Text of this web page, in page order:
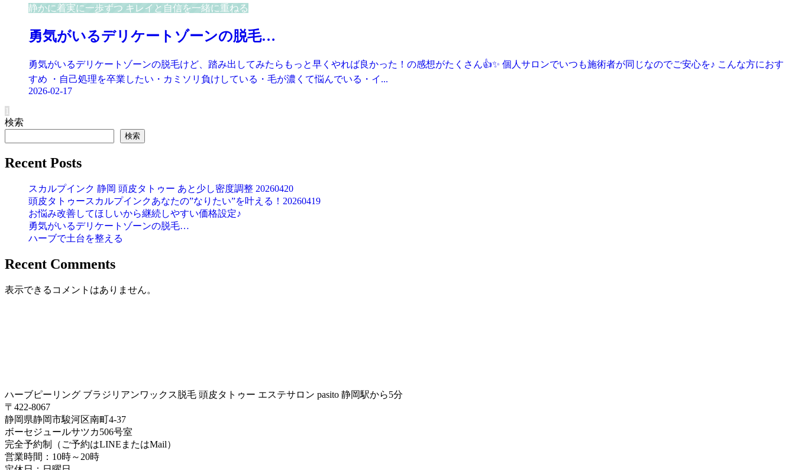
静かに着実に一歩ずつ キレイと自信を一緒に重ねる
勇気がいるデリケートゾーンの脱毛…
勇気がいるデリケートゾーンの脱毛けど、踏み出してみたらもっと早くやれば良かった！の感想がたくさん👍✨ 個人サロンでいつも施術者が同じなのでご安心を♪ こんな方におす
すめ ・自己処理を卒業したい・カミソリ負けしている・毛が濃くて悩んでいる・イ...
2026-02-17
1
検索
検索
Recent Posts
スカルプインク 静岡 頭皮タトゥー あと少し密度調整 20260420
頭皮タトゥースカルプインクあなたの”なりたい”を叶える！20260419
お悩み改善してほしいから継続しやすい価格設定♪
勇気がいるデリケートゾーンの脱毛…
ハーブで土台を整える
Recent Comments
表示できるコメントはありません。
ハーブピーリング ブラジリアンワックス脱毛 頭皮タトゥー エステサロン pasito 静岡駅から5分
〒422-8067
静岡県静岡市駿河区南町4-37
ボーセジュールサツカ506号室
完全予約制（ご予約はLINEまたはMail）
営業時間：10時～20時